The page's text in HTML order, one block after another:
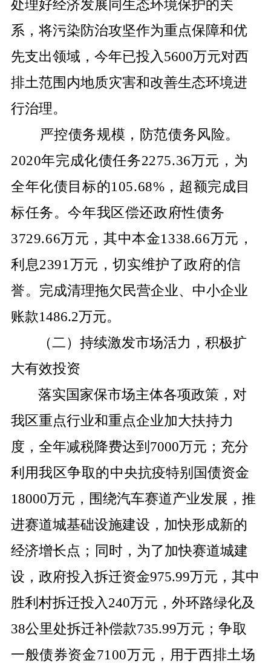
处理好经济发展同生态环境保护的关
系，将污染防治攻坚作为重点保障和优
先支出领域，今年已投入5600万元对西
排土范围内地质灾害和改善生态环境进
行治理。
严控债务规模，防范债务风险。
2020年完成化债任务2275.36万元，为
全年化债目标的105.68% ，超额完成目
标任务。今年我区偿还政府性债务
3729.66万元，其中本金1338.66万元，
利息2391万元，切实维护了政府的信
誉。 完成清理拖欠民营企业、中小企业
账款1486.2万元。
（二）持续激发市场活力，积极扩
大有效投资
落实国家保市场主体各项政策，对
我区重点行业和重点企业加大扶持力
度，全年减税降费达到 7000万元；充分
利用我区争取的中央抗疫特别国债资金
18000万元，围绕汽车赛道产业发展，推
进赛道城基础设施建设，加快形成新的
经济增长点 ； 同时，为了加快赛道城建
设，政府投入拆迁资金975.99万元，其中
胜利村拆迁投入240万元，外环路绿化及
38公里处拆迁补偿款735.99万元； 争取
一般债券资金7100万元，用于西排土场